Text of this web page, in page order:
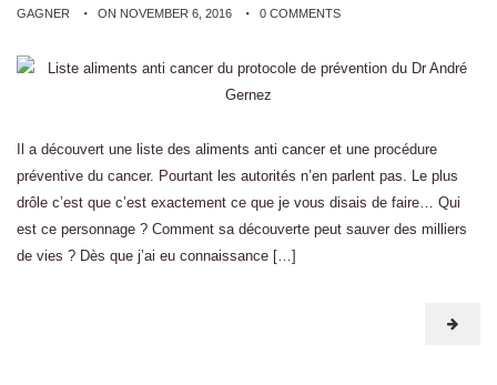
GAGNER ON NOVEMBER 6, 2016 0 COMMENTS
Il a découvert une liste des aliments anti cancer et une procédure
préventive du cancer. Pourtant les autorités n’en parlent pas. Le plus
drôle c’est que c’est exactement ce que je vous disais de faire… Qui
est ce personnage ? Comment sa découverte peut sauver des milliers
de vies ? Dès que j’ai eu connaissance […]